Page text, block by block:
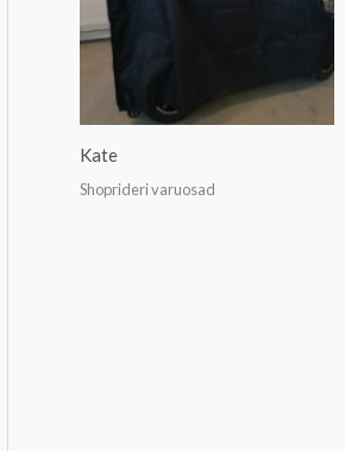
Kate
Shoprideri varuosad